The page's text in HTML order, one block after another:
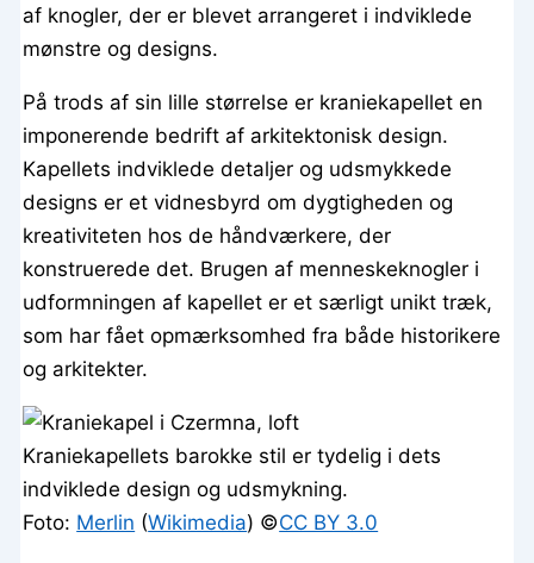
af knogler, der er blevet arrangeret i indviklede
mønstre og designs.
På trods af sin lille størrelse er kraniekapellet en
imponerende bedrift af arkitektonisk design.
Kapellets indviklede detaljer og udsmykkede
designs er et vidnesbyrd om dygtigheden og
kreativiteten hos de håndværkere, der
konstruerede det. Brugen af menneskeknogler i
udformningen af kapellet er et særligt unikt træk,
som har fået opmærksomhed fra både historikere
og arkitekter.
Kraniekapellets barokke stil er tydelig i dets
indviklede design og udsmykning.
Foto: Merlin (Wikimedia) ©️CC BY 3.0